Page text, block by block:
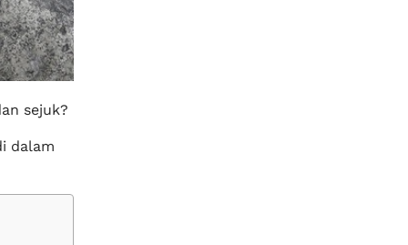
sejuk?
dalam